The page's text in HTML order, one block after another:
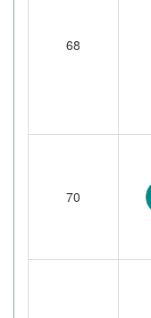
68
70